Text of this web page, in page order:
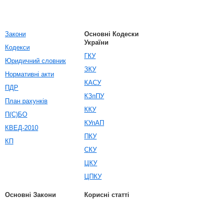
Закони
Кодекси
Юридичний словник
Нормативні акти
ПДР
План рахунків
П(С)БО
КВЕД-2010
КП
Основні Кодески
України
ГКУ
ЗКУ
КАСУ
КЗпПУ
ККУ
КУпАП
ПКУ
СКУ
ЦКУ
ЦПКУ
Основні Закони
Корисні статті